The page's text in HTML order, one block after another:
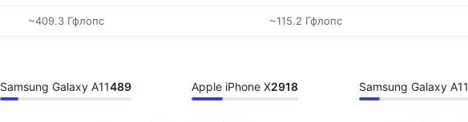
~409.3 Гфлопс ~115.2 Гфлопс
Samsung Galaxy A11489 Apple iPhone X2918 Samsung Galaxy A11